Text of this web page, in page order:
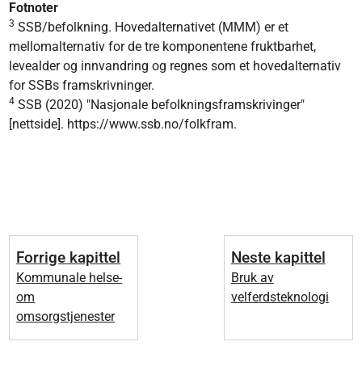
Fotnoter
3 SSB/befolkning. Hovedalternativet (MMM) er et
mellomalternativ for de tre komponentene fruktbarhet,
levealder og innvandring og regnes som et hovedalternativ
for SSBs framskrivninger.
4 SSB (2020) "Nasjonale befolkningsframskrivinger"
[nettside]. https://www.ssb.no/folkfram.
Forrige kapittel
Kommunale helse-
om
omsorgstjenester
Neste kapittel
Bruk av
velferdsteknologi